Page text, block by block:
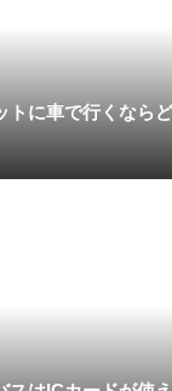
トに車で行くなら